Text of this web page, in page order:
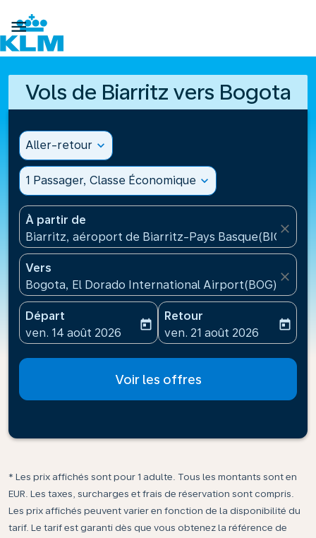

Vols de Biarritz vers Bogota
Aller-retour expand_more
1 Passager, Classe Économique expand_more
À partir de
Biarritz, aéroport de Biarritz-Pays Basque(BIQ),
close
Vers
Bogota, El Dorado International Airport(BOG),
close
Départ
fc-booking-departure-date-aria-label
ven. 14 août 2026
today
Retour
fc-booking-return-date-
ven. 21 août 2026
today
Voir les offres
* Les prix affichés sont pour 1 adulte. Tous les montants sont en
EUR. Les taxes, surcharges et frais de réservation sont compris.
Les prix affichés peuvent varier en fonction de la disponibilité du
tarif. Le tarif est garanti dès que vous obtenez la référence de